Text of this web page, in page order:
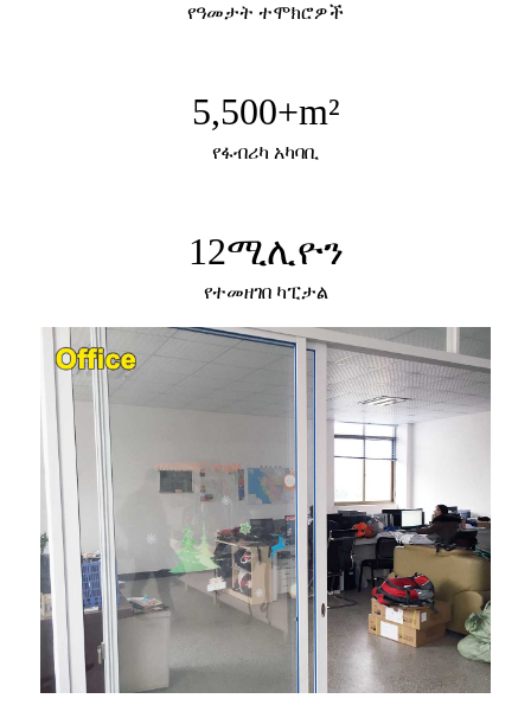
የዓመታት ተሞክሮዎች
5,500+m²
የፋብሪካ አካባቢ
12ሚሊዮን
የተመዘገበ ካፒታል